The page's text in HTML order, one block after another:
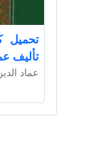
تأليف
عماد